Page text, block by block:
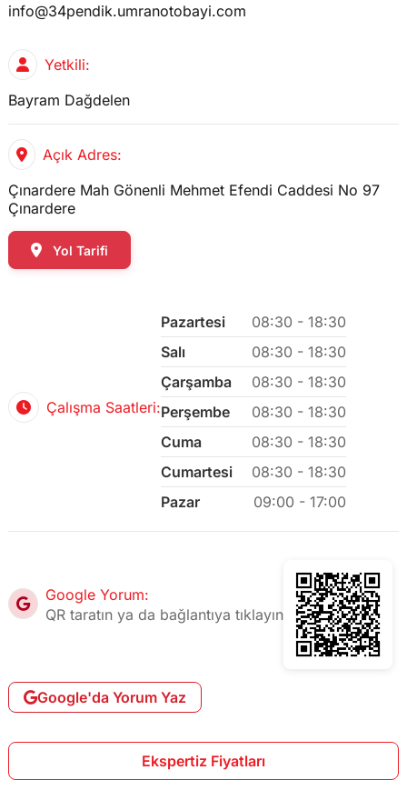
info@34pendik.umranotobayi.com
Yetkili:
Bayram Dağdelen
Açık Adres:
Çınardere Mah Gönenli Mehmet Efendi Caddesi No 97
Çınardere
Yol Tarifi
Çalışma Saatleri:
Pazartesi
08:30 - 18:30
Salı
08:30 - 18:30
Çarşamba
08:30 - 18:30
Perşembe
08:30 - 18:30
Cuma
08:30 - 18:30
Cumartesi
08:30 - 18:30
Pazar
09:00 - 17:00
Google Yorum:
QR taratın ya da bağlantıya tıklayın
Google'da Yorum Yaz
Ekspertiz Fiyatları